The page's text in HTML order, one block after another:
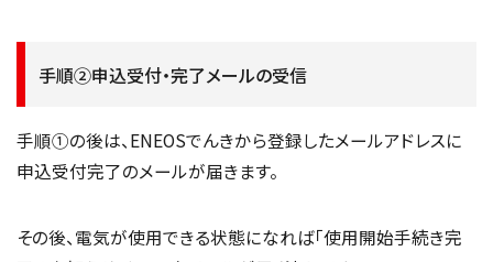
手順②申込受付・完了メールの受信
手順①の後は、ENEOSでんきから登録したメールアドレスに
申込受付完了のメールが届きます。
その後、電気が使用できる状態になれば「使用開始手続き完